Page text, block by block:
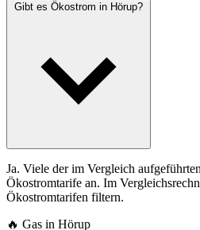
Gibt es Ökostrom in Hörup?
Ja. Viele der im Vergleich
Ökostromtarife an. Im
Ökostromtarifen filtern.
🔥 Gas in Hörup